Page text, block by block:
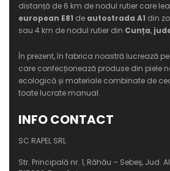
distanță de 6 km de nodul rutier care
european E81 de autostrada A1 din
sau 4 km de nodul rutier din Cunța,
În prezent, în fabrica noastră lucrează
care confecționează produse din piele
ecologică și materiale combinate de
toate lucrate manual.
INFO CONTACT
SC RAPEL SRL
Str. Principală nr. 1, Răhău – Sebeș, Jud.